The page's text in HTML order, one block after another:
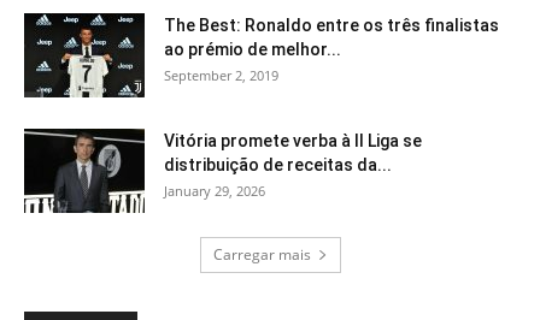
The Best: Ronaldo entre os três finalistas
ao prémio de melhor...
September 2, 2019
Vitória promete verba à II Liga se
distribuição de receitas da...
January 29, 2026
Carregar mais